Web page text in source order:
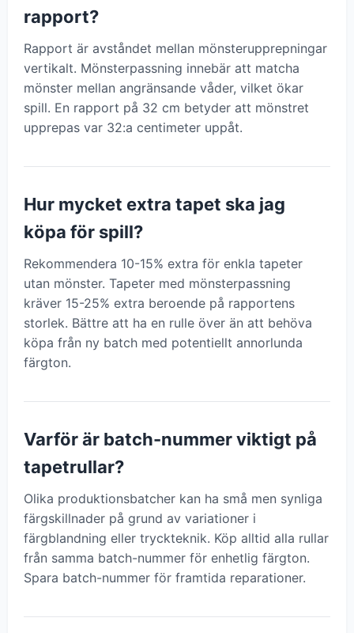
rapport?
Rapport är avståndet mellan mönsterupprepningar
vertikalt. Mönsterpassning innebär att matcha
mönster mellan angränsande våder, vilket ökar
spill. En rapport på 32 cm betyder att mönstret
upprepas var 32:a centimeter uppåt.
Hur mycket extra tapet ska jag
köpa för spill?
Rekommendera 10-15% extra för enkla tapeter
utan mönster. Tapeter med mönsterpassning
kräver 15-25% extra beroende på rapportens
storlek. Bättre att ha en rulle över än att behöva
köpa från ny batch med potentiellt annorlunda
färgton.
Varför är batch-nummer viktigt på
tapetrullar?
Olika produktionsbatcher kan ha små men synliga
färgskillnader på grund av variationer i
färgblandning eller tryckteknik. Köp alltid alla rullar
från samma batch-nummer för enhetlig färgton.
Spara batch-nummer för framtida reparationer.